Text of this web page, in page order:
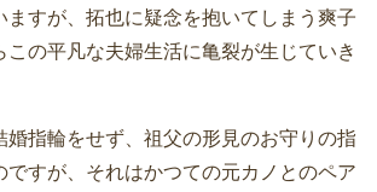
ますが、拓也に疑念を抱いてしまう爽子
この平凡な夫婦生活に亀裂が生じていき
婚指輪をせず、祖父の形見のお守りの指
ですが、それはかつての元カノとのペア